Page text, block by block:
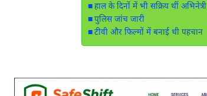
हाल के दिनों में भी सक्रिय थीं अभिनेत्री
पुलिस जांच जारी
टीवी और फिल्मों में बनाई थी पहचान